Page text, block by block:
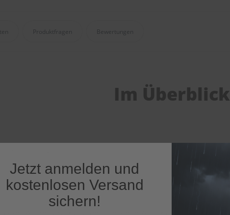
Produktfragen Bewertungen
Im Überblick
Geschwindigkeit
Anpressdruck und verschleißfeste Wischkante
Jetzt anmelden und
kostenlosen Versand
sichern!